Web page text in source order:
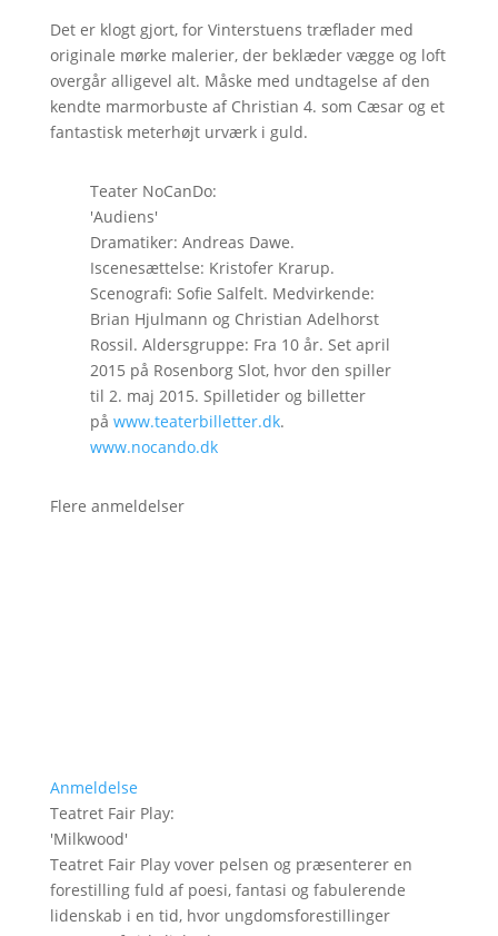
Det er klogt gjort, for Vinterstuens træflader med
originale mørke malerier, der beklæder vægge og loft
overgår alligevel alt. Måske med undtagelse af den
kendte marmorbuste af Christian 4. som Cæsar og et
fantastisk meterhøjt urværk i guld.
Teater NoCanDo:
'Audiens'
Dramatiker: Andreas Dawe.
Iscenesættelse: Kristofer Krarup.
Scenografi: Sofie Salfelt. Medvirkende:
Brian Hjulmann og Christian Adelhorst
Rossil. Aldersgruppe: Fra 10 år. Set april
2015 på Rosenborg Slot, hvor den spiller
til 2. maj 2015. Spilletider og billetter
på www.teaterbilletter.dk.
www.nocando.dk
Flere anmeldelser
Anmeldelse
Teatret Fair Play:
'Milkwood'
Teatret Fair Play vover pelsen og præsenterer en
forestilling fuld af poesi, fantasi og fabulerende
lidenskab i en tid, hvor ungdomsforestillinger